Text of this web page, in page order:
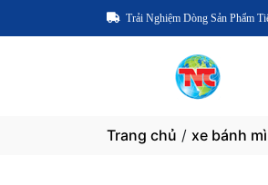
Trải Nghiệm Dòng Sản Phẩm
Trang chủ / xe bánh